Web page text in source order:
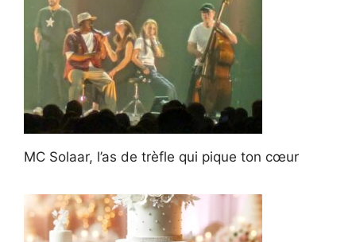
MC Solaar, l’as de trèfle qui pique ton cœur